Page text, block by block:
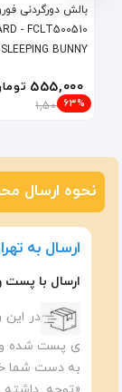
بالش دورگردنی
- FCLT500510
SLEEPING BUNNY
555,000
1,500,000
63%
نحوه ارسال
ارسال به
ارسال با
در
به دست شما